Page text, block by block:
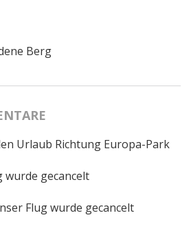
Berg
Urlaub Richtung Europa-Park
wurde gecancelt
Flug wurde gecancelt